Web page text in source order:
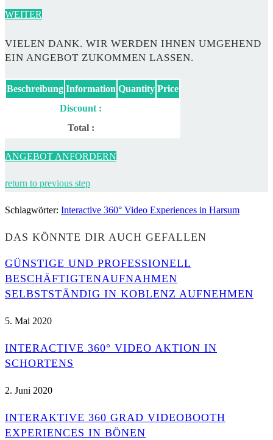
WEITER
VIELEN DANK. WIR WERDEN IHNEN UMGEHEND
EIN ANGEBOT ZUKOMMEN LASSEN.
Beschreibung Information Quantity Price
Discount :
Total :
ANGEBOT ANFORDERN
return to previous step
Schlagwörter: Interactive 360° Video Experiences in Harsum
DAS KÖNNTE DIR AUCH GEFALLEN
GÜNSTIGE UND PROFESSIONELL
BESCHÄFTIGTENAUFNAHMEN
SELBSTSTÄNDIG IN KOBLENZ AUFNEHMEN
5. Mai 2020
INTERACTIVE 360° VIDEO AKTION IN
SCHORTENS
2. Juni 2020
INTERAKTIVE 360 GRAD VIDEOBOOTH
EXPERIENCES IN BÖNEN